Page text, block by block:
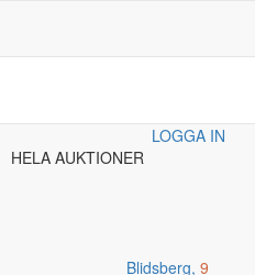
LOGGA IN
HELA AUKTIONER
Blidsberg, 9